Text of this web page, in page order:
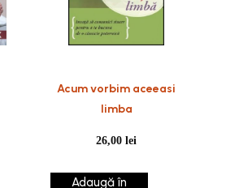
Acum vorbim aceeasi
limba
26,00lei
Adaugă în